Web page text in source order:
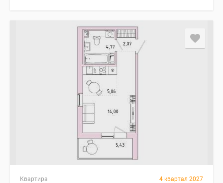
Квартира 4 квартал 2027